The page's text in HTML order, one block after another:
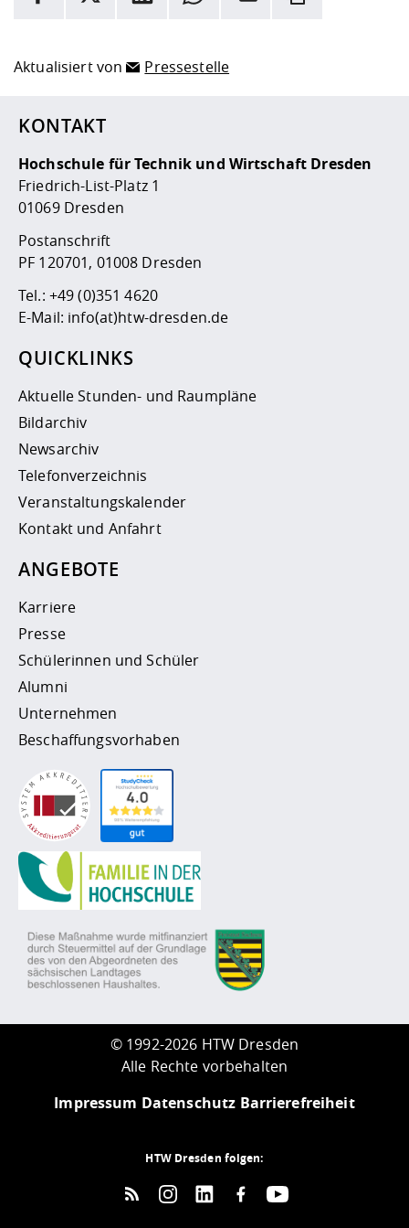
Aktualisiert von Pressestelle
KONTAKT
Hochschule für Technik und Wirtschaft Dresden
Friedrich-List-Platz 1
01069 Dresden
Postanschrift
PF 120701, 01008 Dresden
Tel.: +49 (0)351 4620
E-Mail: info(at)htw-dresden.de
QUICKLINKS
Aktuelle Stunden- und Raumpläne
Bildarchiv
Newsarchiv
Telefonverzeichnis
Veranstaltungskalender
Kontakt und Anfahrt
ANGEBOTE
Karriere
Presse
Schülerinnen und Schüler
Alumni
Unternehmen
Beschaffungsvorhaben
© 1992-2026 HTW Dresden
Alle Rechte vorbehalten
Impressum Datenschutz Barrierefreiheit
HTW Dresden folgen: